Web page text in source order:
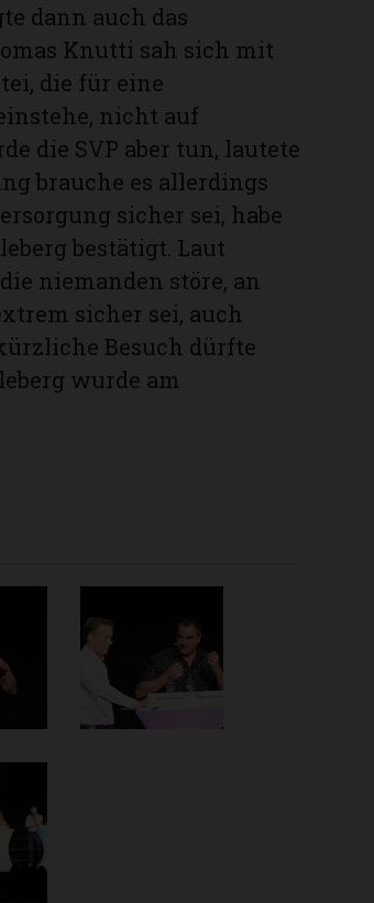
dann auch das
Knutti sah sich mit
die für eine
nicht auf
die SVP aber tun, lautete
brauche es allerdings
sicher sei, habe
bestätigt. Laut
niemanden störe, an
sicher sei, auch
Besuch dürfte
wurde am